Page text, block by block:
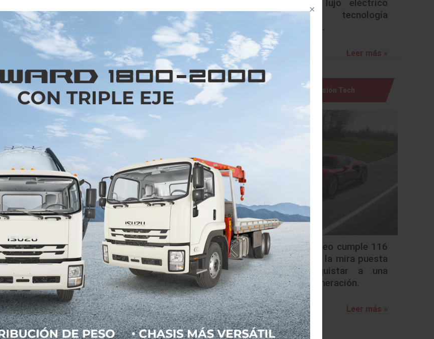
la carretera sin
japonesa redefinen su propuesta familiar JULIO
al acelerar la Nissan X-Trail 2027 e-POWER e-4ORCE
aparece de inmediato, sin cambios de velocidad ni
trabajando un motor de gasolina. La diferencia
las ruedas: funciona como generador para
forma parte…
con tecnología
avanzada.
Leer más »
Visión Tech
Alfa Romeo cumple 116
años con la mira puesta
en conquistar a una
nueva generación.
Leer más »